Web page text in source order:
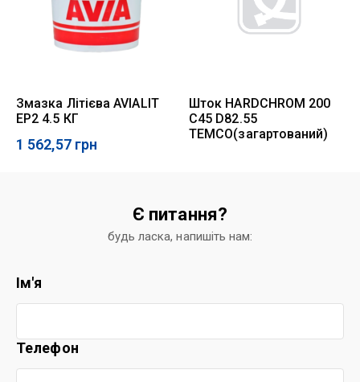
Змазка Літієва AVIALIT
EP2 4.5 КГ
1 562,57 грн
Шток HARDCHROM 200
C45 D82.55
TEMCO(загартований)
Є питання?
будь ласка, напишіть нам:
Ім'я
Телефон